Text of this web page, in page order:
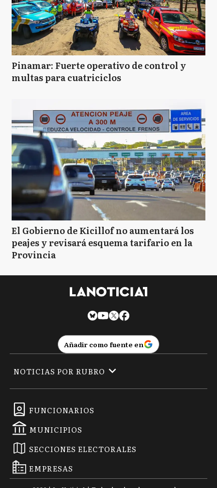
Pinamar: Fuerte operativo de control y
multas para cuatriciclos
El Gobierno de Kicillof no aumentará los
peajes y revisará esquema tarifario en la
Provincia
Añadir como fuente en
FUNCIONARIOS
MUNICIPIOS
SECCIONES ELECTORALES
EMPRESAS
NOTICIAS POR RUBRO